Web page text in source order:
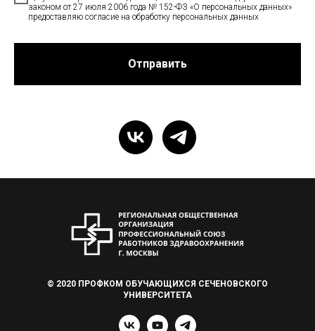
законом от 27 июля 2006 года № 152-ФЗ «О персональных данных»
предоставляю согласие на обработку персональных данных
Отправить
© 2020 ПРОФКОМ ОБУЧАЮЩИХСЯ СЕЧЕНОВСКОГО
УНИВЕРСИТЕТА